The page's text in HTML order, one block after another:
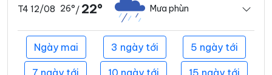
T4 12/08 26°/ 22° Mưa phùn
Ngày mai 3 ngày tới 5 ngày tới
7 ngày tới 10 ngày tới 15 ngày tới